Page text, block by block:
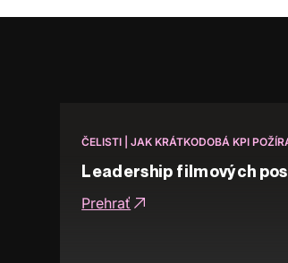
ČELISTI | JAK KRÁTKODOBÁ KPI
Leadership filmových
Prehrať